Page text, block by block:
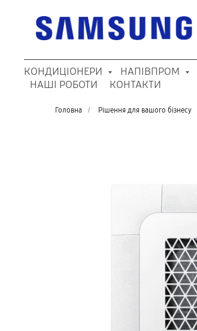
КОНДИЦІОНЕРИ НАПІВПРОМ
НАШІ РОБОТИ
КОНТАКТИ
Головна / Рішення для вашого бізнесу